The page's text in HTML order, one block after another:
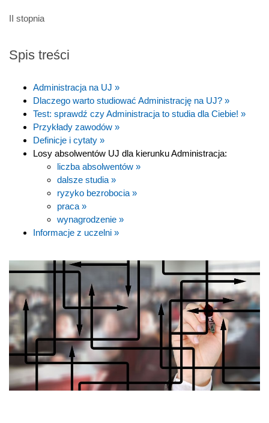
II stopnia
Spis treści
Administracja na UJ »
Dlaczego warto studiować Administrację na UJ? »
Test: sprawdź czy Administracja to studia dla Ciebie! »
Przykłady zawodów »
Definicje i cytaty »
Losy absolwentów UJ dla kierunku Administracja:
liczba absolwentów »
dalsze studia »
ryzyko bezrobocia »
praca »
wynagrodzenie »
Informacje z uczelni »